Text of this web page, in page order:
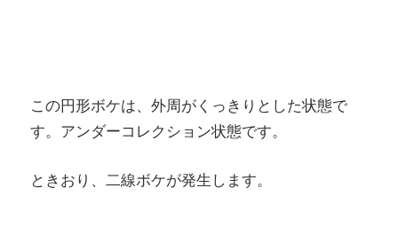
この円形ボケは、外周がくっきりとした状態で
す。アンダーコレクション状態です。
ときおり、二線ボケが発生します。